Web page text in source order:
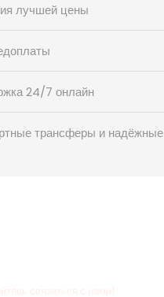
лучшей цены
24/7 онлайн
трансферы и надёжные